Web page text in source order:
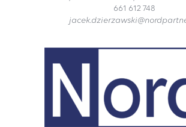
661 612 748